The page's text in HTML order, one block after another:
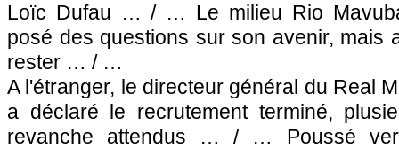
Loïc Dufau … / … Le milieu Rio
posé des questions sur son avenir, mais
rester … / …
A l'étranger, le directeur général du Real
a déclaré le recrutement terminé,
revanche attendus … / … Poussé